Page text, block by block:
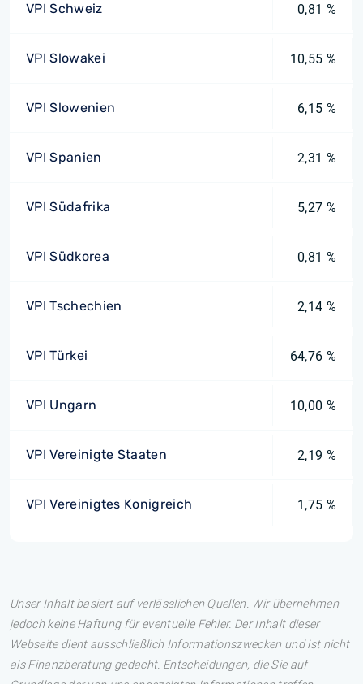
VPI Schweiz 0,81 %
VPI Slowakei 10,55 %
VPI Slowenien 6,15 %
VPI Spanien 2,31 %
VPI Südafrika 5,27 %
VPI Südkorea 0,81 %
VPI Tschechien 2,14 %
VPI Türkei 64,76 %
VPI Ungarn 10,00 %
VPI Vereinigte Staaten 2,19 %
VPI Vereinigtes Konigreich 1,75 %
Unser Inhalt basiert auf verlässlichen Quellen. Wir übernehmen
jedoch keine Haftung für eventuelle Fehler. Der Inhalt dieser
Webseite dient ausschließlich Informationszwecken und ist nicht
als Finanzberatung gedacht. Entscheidungen, die Sie auf